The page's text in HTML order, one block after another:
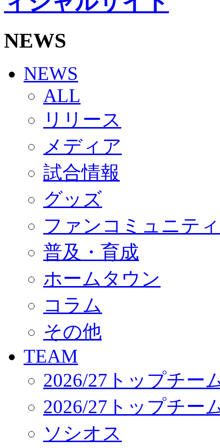
HOMEGAME
観戦ルール＆マナー
Jリーグ運営管理規定
写真・動画使用ガイドライン
SCHEDULE
2026/27
練習見学時のファンサービスについて
TICKET
奈良クラブ明治安田J3リーグ2026/27シーズン試
奈良クラブ明治安田Ｊ3リーグ 2026/27シーズン「
観戦ルール＆マナー
2026/27ファンコミュニティ
サポートショップ
GOODS
オフィシャルストア（実店舗）
オンラインストア
ACADEMY
アカデミーについて
コーチ&スタッフ
ジュニア
ジュニアユース
ユース
練習拠点（ナラディーア）
SCHOOL
CLUB
パートナー募集
クラブ理念
サステナビリティ
Web制作支援
応援プロジェクト
NEWS
NEWS
ALL
リリース
メディア
試合情報
グッズ
ファンコミュニティ
普及・育成
ホームタウン
コラム
その他
TEAM
2026/27トップチー
2026/27トップチー
ソシオス